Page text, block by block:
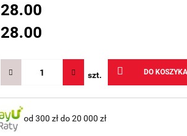
28.00
28.00
szt. DO KOSZYKA
od 300 zł do 20 000 zł